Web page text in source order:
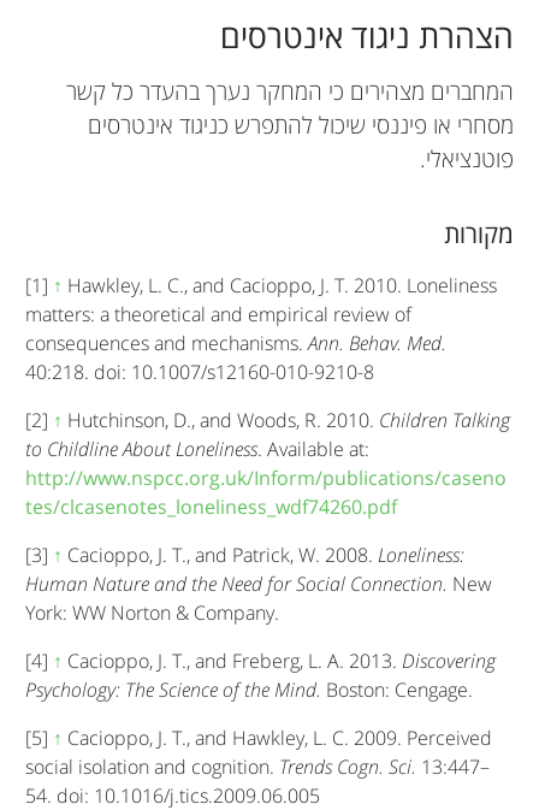
הצהרת ניגוד אינטרסים
המחברים מצהירים כי המחקר נערך בהעדר כל קשר
מסחרי או פיננסי שיכול להתפרש כניגוד אינטרסים
פוטנציאלי.
מקורות
[1] ↑ Hawkley, L. C., and Cacioppo, J. T. 2010. Loneliness
matters: a theoretical and empirical review of
consequences and mechanisms.Ann. Behav. Med.
40:218. doi: 10.1007/s12160-010-9210-8
[2] ↑ Hutchinson, D., and Woods, R. 2010.Children Talking
to Childline About Loneliness. Available at:
http://www.nspcc.org.uk/Inform/publications/caseno
tes/clcasenotes_loneliness_wdf74260.pdf
[3] ↑ Cacioppo, J. T., and Patrick, W. 2008.Loneliness:
Human Nature and the Need for Social Connection. New
York: WW Norton & Company.
[4] ↑ Cacioppo, J. T., and Freberg, L. A. 2013.Discovering
Psychology: The Science of the Mind. Boston: Cengage.
[5] ↑ Cacioppo, J. T., and Hawkley, L. C. 2009. Perceived
social isolation and cognition.Trends Cogn. Sci. 13:447–
54. doi: 10.1016/j.tics.2009.06.005